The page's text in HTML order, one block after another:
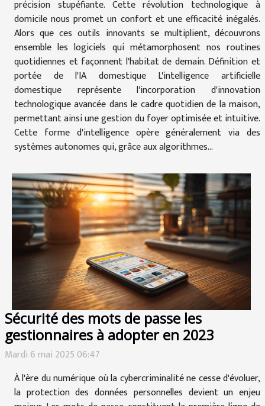
précision stupéfiante. Cette révolution technologique à
domicile nous promet un confort et une efficacité inégalés.
Alors que ces outils innovants se multiplient, découvrons
ensemble les logiciels qui métamorphosent nos routines
quotidiennes et façonnent l'habitat de demain. Définition et
portée de l'IA domestique L'intelligence artificielle
domestique représente l'incorporation d'innovation
technologique avancée dans le cadre quotidien de la maison,
permettant ainsi une gestion du foyer optimisée et intuitive.
Cette forme d'intelligence opère généralement via des
systèmes autonomes qui, grâce aux algorithmes...
Sécurité des mots de passe les
gestionnaires à adopter en 2023
Mardi 6 mai 2025 06:47
À l'ère du numérique où la cybercriminalité ne cesse d'évoluer,
la protection des données personnelles devient un enjeu